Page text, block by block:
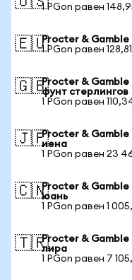
1 PGon равен
🇪🇺Procter & Gamble
1 PGon равен
🇬🇧Procter & Gamble
фунт стерлингов
1 PGon равен
🇯🇵Procter & Gamble
иена
1 PGon равен 23
🇨🇳Procter & Gamble
юань
1 PGon равен 1
🇹🇷Procter & Gamble
лира
1 PGon равен 7